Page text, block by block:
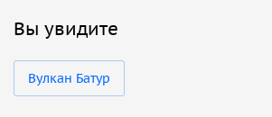
Вы увидите
Вулкан Батур